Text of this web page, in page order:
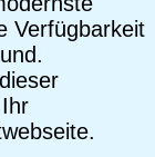
Verfügbarkeit